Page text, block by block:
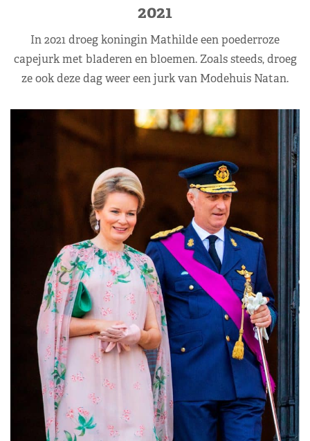
2021
In 2021 droeg koningin Mathilde een poederroze
capejurk met bladeren en bloemen. Zoals steeds, droeg
ze ook deze dag weer een jurk van Modehuis Natan.